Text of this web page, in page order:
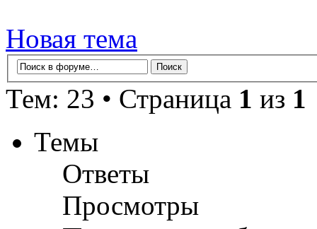
Новая тема
Тем: 23 • Страница 1 из 1
Темы
Ответы
Просмотры